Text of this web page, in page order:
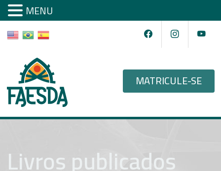
MATRICULE-SE
Livros publicados
MENU